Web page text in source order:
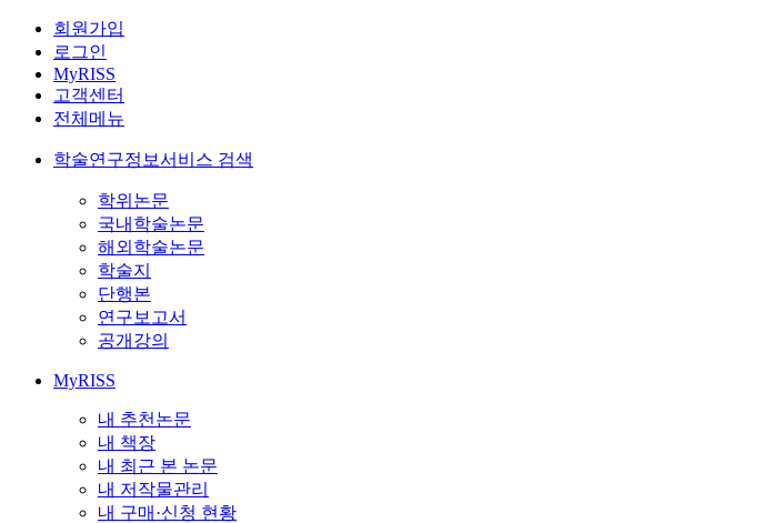
회원가입
로그인
MyRISS
고객센터
전체메뉴
학술연구정보서비스 검색
학위논문
국내학술논문
해외학술논문
학술지
단행본
연구보고서
공개강의
MyRISS
내 추천논문
내 책장
내 최근 본 논문
내 저작물관리
내 구매·신청 현황